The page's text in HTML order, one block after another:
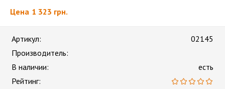
Цена 1 323 грн.
Артикул:
02145
Производитель:
В наличии:
есть
Рейтинг: